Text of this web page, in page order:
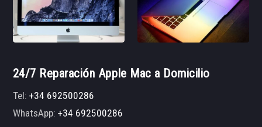
24/7 Reparación Apple Mac a Domicilio
Tel:+34 692500286
WhatsApp:+34 692500286